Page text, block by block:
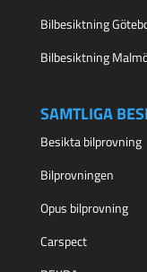
Bilbesiktning
Bilbesiktning
SAMTLIGA
Besikta bilprovning
Bilprovningen
Opus bilprovning
Carspect